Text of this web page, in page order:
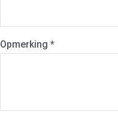
Opmerking *